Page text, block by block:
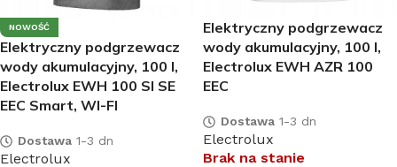
NOWOŚĆ
Elektryczny podgrzewacz
wody akumulacyjny, 100 l,
Electrolux EWH 100 SI SE
EEC Smart, WI-FI
Dostawa 1-3 dn
Electrolux
Elektryczny podgrzewacz
wody akumulacyjny, 100 l,
Electrolux EWH AZR 100
EEC
Dostawa 1-3 dn
Electrolux
Brak na stanie